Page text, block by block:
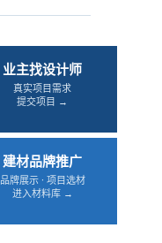
业主找设计师
真实项目需求
提交项目 →
建材品牌推广
品牌展示 · 项目选材
进入材料库 →